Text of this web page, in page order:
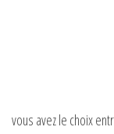
vous avez le choix